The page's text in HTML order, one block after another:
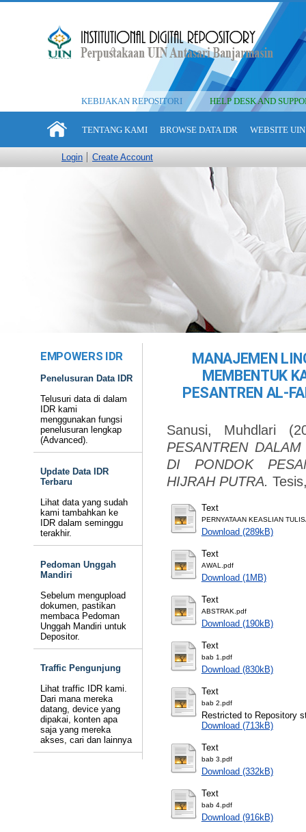
KEBIJAKAN REPOSITORI HELP DESK AND
TENTANG KAMI BROWSE DATA IDR WEBSITE
Login Create Account
EMPOWERS IDR
Penelusuran Data IDR
Telusuri data di dalam
IDR kami
menggunakan fungsi
penelusuran lengkap
(Advanced).
Update Data IDR
Terbaru
Lihat data yang sudah
kami tambahkan ke
IDR dalam seminggu
terakhir.
Pedoman Unggah
Mandiri
Sebelum mengupload
dokumen, pastikan
membaca Pedoman
Unggah Mandiri untuk
Depositor.
Traffic Pengunjung
Lihat traffic IDR kami.
Dari mana mereka
datang, device yang
dipakai, konten apa
saja yang mereka
akses, cari dan lainnya
MANAJEMEN
MEMBENTUK
PESANTREN AL-
Sanusi, Muhdlari
PESANTREN
DI PONDOK
HIJRAH PUTRA.
Text
PERNYATAAN KEASLIAN
Download (289kB)
Text
AWAL.pdf
Download (1MB)
Text
ABSTRAK.pdf
Download (190kB)
Text
bab 1.pdf
Download (830kB)
Text
bab 2.pdf
Restricted to Repository
Download (713kB)
Text
bab 3.pdf
Download (332kB)
Text
bab 4.pdf
Download (916kB)